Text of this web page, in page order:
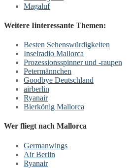
Magaluf
Weitere Iinteressante Themen:
Besten Sehenswürdigkeiten
Inselradio Mallorca
Prozessionsspinner und -raupen
Petermännchen
Goodbye Deutschland
airberlin
Ryanair
Bierkönig Mallorca
Wer fliegt nach Mallorca
Germanwings
Air Berlin
Ryanair